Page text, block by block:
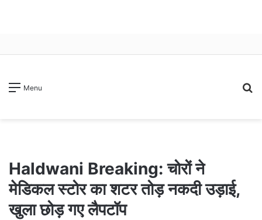
Menu
Haldwani Breaking: चोरों ने
मेडिकल स्टोर का शटर तोड़ नकदी उड़ाई,
खुला छोड़ गए लैपटॉप